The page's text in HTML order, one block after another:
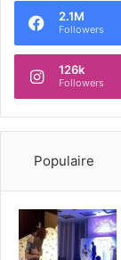
2.1M
Followers
126k
Followers
Populaire